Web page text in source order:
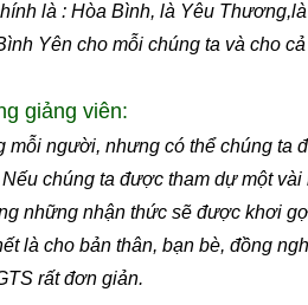
là : Hòa Bình, là Yêu
Yên cho mỗi chúng ta và cho
giảng viên:
mỗi người, nhưng có thể chúng ta
chúng ta được tham dự một
những nhận thức sẽ được khơi
là cho bản thân, bạn bè, đồng
rất đơn giản.